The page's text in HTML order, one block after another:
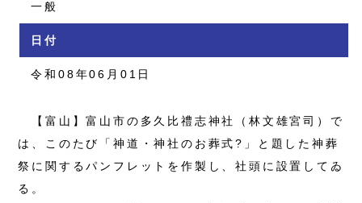
一般
日付
令和08年06月01日
【富山】富山市の多久比禮志神社（林文雄宮司）で
は、このたび「神道・神社のお葬式?」と題した神葬
祭に関するパンフレットを作製し、社頭に設置してゐ
る。